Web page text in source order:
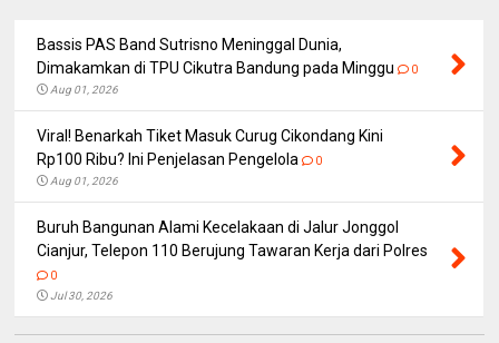
Bassis PAS Band Sutrisno Meninggal Dunia,
Dimakamkan di TPU Cikutra Bandung pada Minggu
0
Aug 01, 2026
Viral! Benarkah Tiket Masuk Curug Cikondang Kini
Rp100 Ribu? Ini Penjelasan Pengelola
0
Aug 01, 2026
Buruh Bangunan Alami Kecelakaan di Jalur Jonggol
Cianjur, Telepon 110 Berujung Tawaran Kerja dari Polres
0
Jul 30, 2026